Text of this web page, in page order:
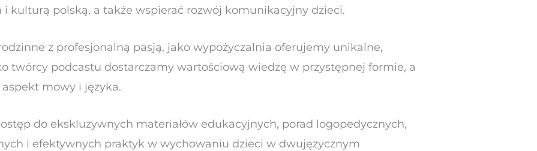
kulturą polską, a także wspierać rozwój komunikacyjny dzieci.
z profesjonalną pasją, jako wypożyczalnia oferujemy unikalne,
twórcy podcastu dostarczamy wartościową wiedzę w przystępnej formie, a
mowy i języka.
do ekskluzywnych materiałów edukacyjnych, porad logopedycznych,
i efektywnych praktyk w wychowaniu dzieci w dwujęzycznym